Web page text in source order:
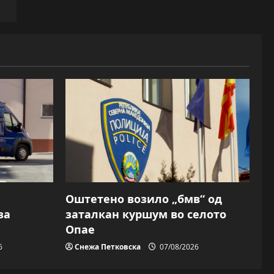
Оштетено возило „бмв“ од
заталкан куршум во селото
Опае
Снежа Петковска 07/08/2026